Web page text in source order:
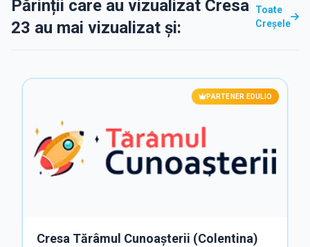
Părinții care au vizualizat Cresa
23 au mai vizualizat și:
Toate
Creșele
PARTENER EDULIO
Cresa Tărâmul Cunoașterii (Colentina)